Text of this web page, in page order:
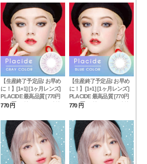
【生産終了予定品! お早め
に！】[1+1] [1ヶ月レンズ]
PLACIDE 最高品質 [770円
+770円]シリコーンハイドロ
: 14.2mm 着色：13.5mm]
[計2箱]COLOR選択可能 (度
あり度なし~-8.00まで)
GRAY
770 円
【生産終了予定品! お早め
に！】[1+1] [1ヶ月レンズ]
PLACIDE 最高品質 [770円
+770円]シリコーンハイドロ
: 14.2mm 着色：13.5mm]
[計2箱]COLOR選択可能 (度
あり度なし~-8.00まで)
BLUE
770 円